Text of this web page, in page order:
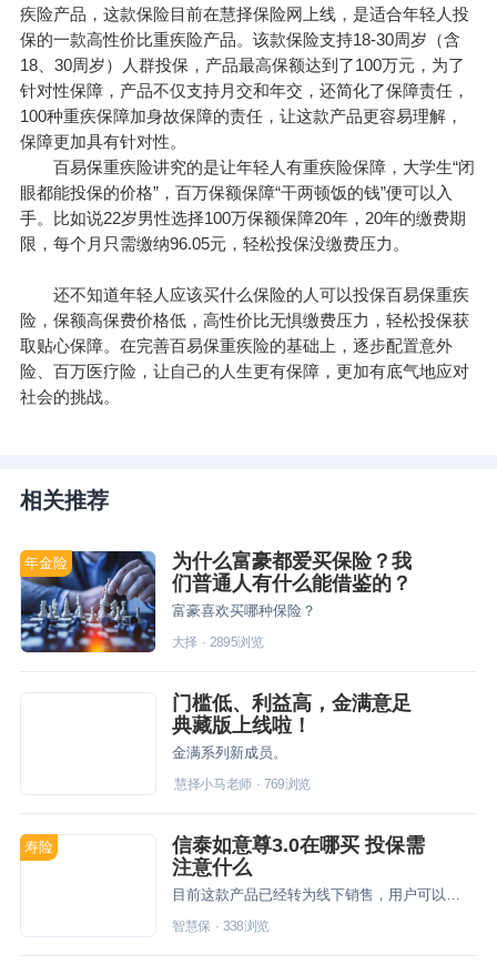
疾险产品，这款保险目前在慧择保险网上线，是适合年轻人投
保的一款高性价比重疾险产品。该款保险支持18-30周岁（含
18、30周岁）人群投保，产品最高保额达到了100万元，为了
针对性保障，产品不仅支持月交和年交，还简化了保障责任，
100种重疾保障加身故保障的责任，让这款产品更容易理解，
保障更加具有针对性。
百易保重疾险讲究的是让年轻人有重疾险保障，大学生“闭
眼都能投保的价格”，百万保额保障“干两顿饭的钱”便可以入
手。比如说22岁男性选择100万保额保障20年，20年的缴费期
限，每个月只需缴纳96.05元，轻松投保没缴费压力。
还不知道年轻人应该买什么保险的人可以投保百易保重疾
险，保额高保费价格低，高性价比无惧缴费压力，轻松投保获
取贴心保障。在完善百易保重疾险的基础上，逐步配置意外
险、百万医疗险，让自己的人生更有保障，更加有底气地应对
社会的挑战。
相关推荐
年金险
为什么富豪都爱买保险？我
们普通人有什么能借鉴的？
富豪喜欢买哪种保险？
大择 · 2895浏览
门槛低、利益高，金满意足
典藏版上线啦！
金满系列新成员。
慧择小马老师· 769浏览
寿险
信泰如意尊3.0在哪买 投保需
注意什么
智慧保 · 338浏览